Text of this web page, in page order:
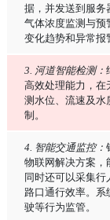
据，并发送到服务
气体浓度监测与预
变化趋势和异常报
3. 河道智能检测：
高效处理能力，在
测水位、流速及水
制。
4. 智能交通监控：
物联网解决方案，
同时还可以采集
路口通行效率。
驶等行为监管。